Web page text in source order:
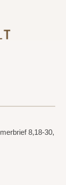
8,18-30,